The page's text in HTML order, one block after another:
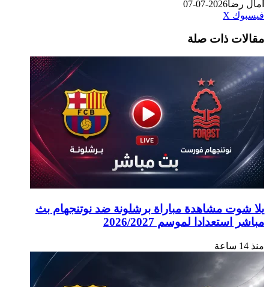
2026-07-07
‫Xلينكدإن
بينتيريست
مشاركة
البريد
طباعة
ذات صلة
مشاهدة مباراة برشلونة ضد نوتنجهام بث
لموسم 2026/2027